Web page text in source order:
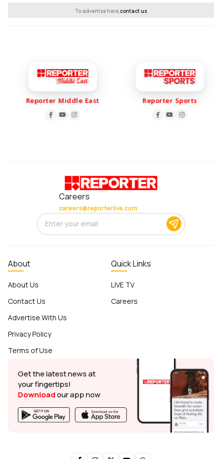
To advertise here,contact us
Reporter Middle East Reporter Sports
Careers
careers@reporterlive.com
About
About Us
Contact Us
Advertise With Us
Privacy Policy
Terms of Use
Quick Links
LIVE TV
Careers
Get the latest news at
your fingertips!
Downloadour app now